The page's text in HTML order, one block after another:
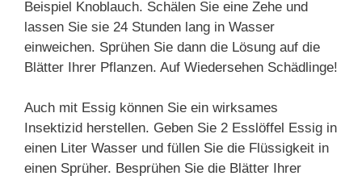
Beispiel Knoblauch. Schälen Sie eine Zehe und
lassen Sie sie 24 Stunden lang in Wasser
einweichen. Sprühen Sie dann die Lösung auf die
Blätter Ihrer Pflanzen. Auf Wiedersehen Schädlinge!
Auch mit Essig können Sie ein wirksames
Insektizid herstellen. Geben Sie 2 Esslöffel Essig in
einen Liter Wasser und füllen Sie die Flüssigkeit in
einen Sprüher. Besprühen Sie die Blätter Ihrer